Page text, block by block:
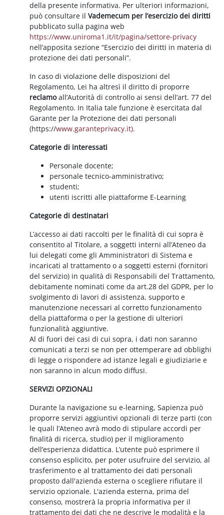
della presente informativa. Per ulteriori informazioni,
può consultare ilVademecum per l’esercizio dei diritti
pubblicato sulla pagina web
https://www.uniroma1.it/it/pagina/settore-privacy
nell’apposita sezione “Esercizio dei diritti in materia di
protezione dei dati personali”.
In caso di violazione delle disposizioni del
Regolamento, Lei ha altresì il diritto di proporre
reclamoall’Autorità di controllo ai sensi dell’art. 77 del
Regolamento. In Italia tale funzione è esercitata dal
Garante per la Protezione dei dati personali
(https://www.garanteprivacy.it).
Categorie di interessati
Personale docente;
personale tecnico-amministrativo;
studenti;
utenti iscritti alle piattaforme E-Learning
Categorie di destinatari
L’accesso ai dati raccolti per le finalità di cui sopra è
consentito al Titolare, a soggetti interni all’Ateneo da
lui delegati come gli Amministratori di Sistema e
incaricati al trattamento o a soggetti esterni (fornitori
del servizio) in qualità di Responsabili del Trattamento,
debitamente nominati come da art.28 del GDPR, per lo
svolgimento di lavori di assistenza, supporto e
manutenzione necessari al corretto funzionamento
della piattaforma o per la gestione di ulteriori
funzionalità aggiuntive.
Al di fuori dei casi di cui sopra, i dati non saranno
comunicati a terzi se non per ottemperare ad obblighi
di legge o rispondere ad istanze legali e giudiziarie e
non saranno in alcun modo diffusi.
SERVIZI OPZIONALI
Durante la navigazione su e-learning, Sapienza può
proporre servizi aggiuntivi opzionali di terze parti (con
le quali l’Ateneo avrà modo di stipulare accordi per
finalità di ricerca, studio) per il miglioramento
dell’esperienza didattica. L’utente può esprimere il
consenso esplicito, per poter usufruire del servizio, al
trasferimento e al trattamento dei dati personali
proposto dall'azienda esterna o scegliere rifiutare il
servizio opzionale. L'azienda esterna, prima del
consenso, mostrerà la propria informativa per il
trattamento dei dati che ne descrive le modalità e la